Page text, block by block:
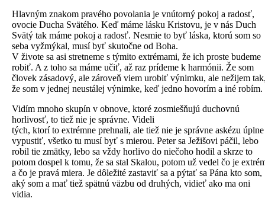
Hlavným znakom pravého povolania je vnútorný pokoj a radosť,
ovocie Ducha Svätého. Keď máme lásku Kristovu, je v nás Duch
Svätý tak máme pokoj a radosť. Nesmie to byť láska, ktorú som so
seba vyžmýkal, musí byť skutočne od Boha.
V živote sa asi stretneme s týmito extrémami, že ich proste budeme
robiť. A z toho sa máme učiť, až raz prídeme k harmónii. Že som
človek zásadový, ale zároveň viem urobiť výnimku, ale nežijem
že som v jednej neustálej výnimke, keď jedno hovorím a iné robím.
Vidím mnoho skupín v obnove, ktoré zosmiešňujú duchovnú
horlivosť, to tiež nie je správne. Videli
tých, ktorí to extrémne prehnali, ale tiež nie je správne askézu úplne
vypustiť, všetko tu musí byť s mierou. Peter sa Ježišovi páčil, lebo
robil tie zmätky, lebo sa vždy horlivo do niečoho hodil a skrze to
potom dospel k tomu, že sa stal Skalou, potom už vedel čo je
a čo je pravá miera. Je dôležité zastaviť sa a pýtať sa Pána kto som,
aký som a mať tiež spätnú väzbu od druhých, vidieť ako ma oni
vidia.